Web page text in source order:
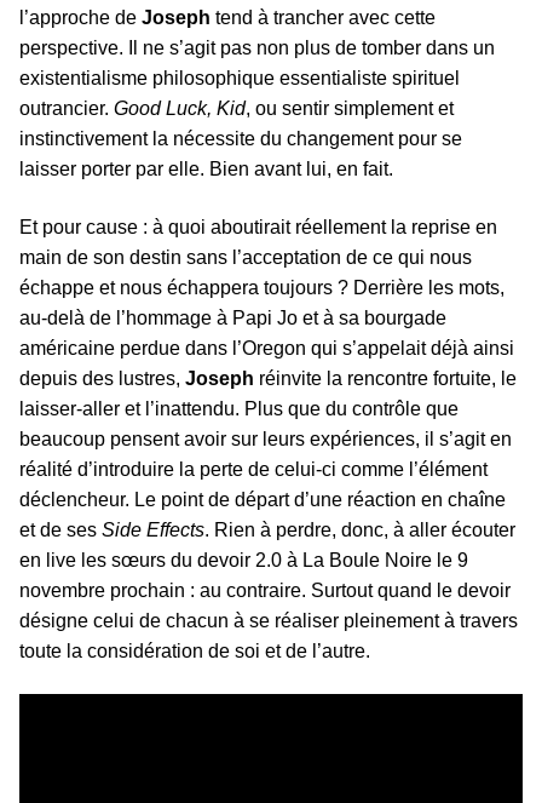
l’approche de Joseph tend à trancher avec cette
perspective. Il ne s’agit pas non plus de tomber dans un
existentialisme philosophique essentialiste spirituel
outrancier. Good Luck, Kid, ou sentir simplement et
instinctivement la nécessite du changement pour se
laisser porter par elle. Bien avant lui, en fait.
Et pour cause : à quoi aboutirait réellement la reprise en
main de son destin sans l’acceptation de ce qui nous
échappe et nous échappera toujours ? Derrière les mots,
au-delà de l’hommage à Papi Jo et à sa bourgade
américaine perdue dans l’Oregon qui s’appelait déjà ainsi
depuis des lustres, Joseph réinvite la rencontre fortuite, le
laisser-aller et l’inattendu. Plus que du contrôle que
beaucoup pensent avoir sur leurs expériences, il s’agit en
réalité d’introduire la perte de celui-ci comme l’élément
déclencheur. Le point de départ d’une réaction en chaîne
et de ses Side Effects. Rien à perdre, donc, à aller écouter
en live les sœurs du devoir 2.0 à La Boule Noire le 9
novembre prochain : au contraire. Surtout quand le devoir
désigne celui de chacun à se réaliser pleinement à travers
toute la considération de soi et de l’autre.